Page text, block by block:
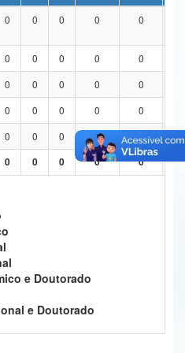
e Comunicações
Humanos
0 0 0 0 0
0 0 0 0 0
0 0 0 0 0
0 0 0 0 0
0 0 0 0 0
0
0 0 0 0 0 0
e Doutorado
e Doutorado